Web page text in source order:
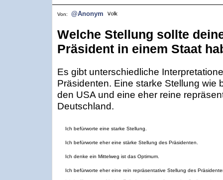
Von: @Anonym
Welche Stellung sollte
Präsident in einem Staat
Es gibt unterschiedliche
Präsidenten. Eine starke Stellung wie
den USA und eine eher reine
Deutschland.
Ich befürworte eine starke Stellung.
Ich befürworte eher eine stärke Stellung des Präsidenten.
Ich denke ein Mittelweg ist das Optimum.
Ich befürworte eher eine rein repräsentative Stellung des